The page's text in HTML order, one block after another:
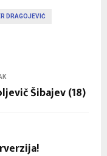
DRAGOJEVIĆ
Šibajev (18)